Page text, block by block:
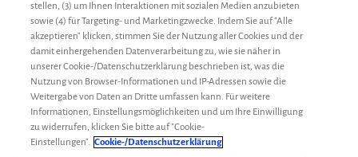
Sport & Ernährung Redaktion 17. April 2018
Wie eine Diät bei Menschen mit Hämophilie A
stellen, (3) um Ihnen Interaktionen mit sozialen Medien anzubieten
sowie (4) für Targeting- und Marketingzwecke. Indem Sie auf "Alle
akzeptieren" klicken, stimmen Sie der Nutzung aller Cookies und der
damit einhergehenden Datenverarbeitung zu, wie sie näher in
unserer Cookie-/Datenschutzerklärung beschrieben ist, was die
Nutzung von Browser-Informationen und IP-Adressen sowie die
Weitergabe von Daten an Dritte umfassen kann. Für weitere
Informationen, Einstellungsmöglichkeiten und um Ihre Einwilligung
zu widerrufen, klicken Sie bitte auf "Cookie-
Einstellungen". Cookie-/Datenschutzerklärung